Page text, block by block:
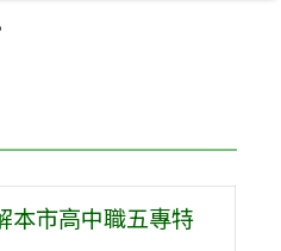
本市高中職五專特